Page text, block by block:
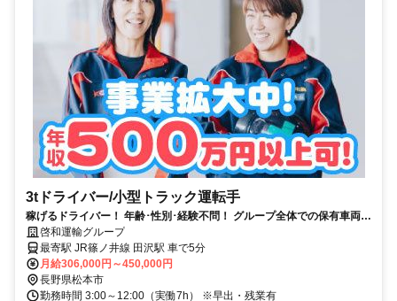
3tドライバー/小型トラック運転手
稼げるドライバー！ 年齢･性別･経験不問！ グループ全体での保有車両は
1,100台以上！
啓和運輸グループ
最寄駅 JR篠ノ井線 田沢駅 車で5分
月給306,000円～450,000円
長野県松本市
勤務時間 3:00～12:00（実働7h） ※早出・残業有